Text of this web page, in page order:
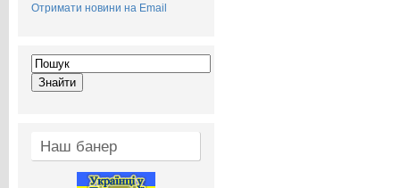
Отримати новини на Email
Наш банер